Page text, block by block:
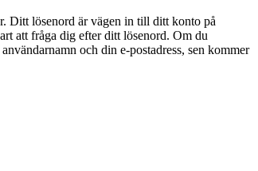
Ditt lösenord är vägen in till ditt konto på
att fråga dig efter ditt lösenord. Om du
och din e-postadress, sen kommer